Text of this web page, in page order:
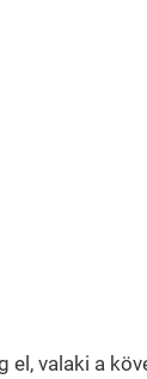
el, valaki a